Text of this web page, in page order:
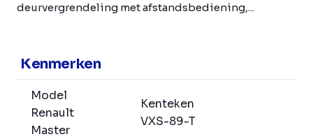
deurvergrendeling met afstandsbediening,...
Kenmerken
Model
Renault
Master
Kenteken
VXS-89-T